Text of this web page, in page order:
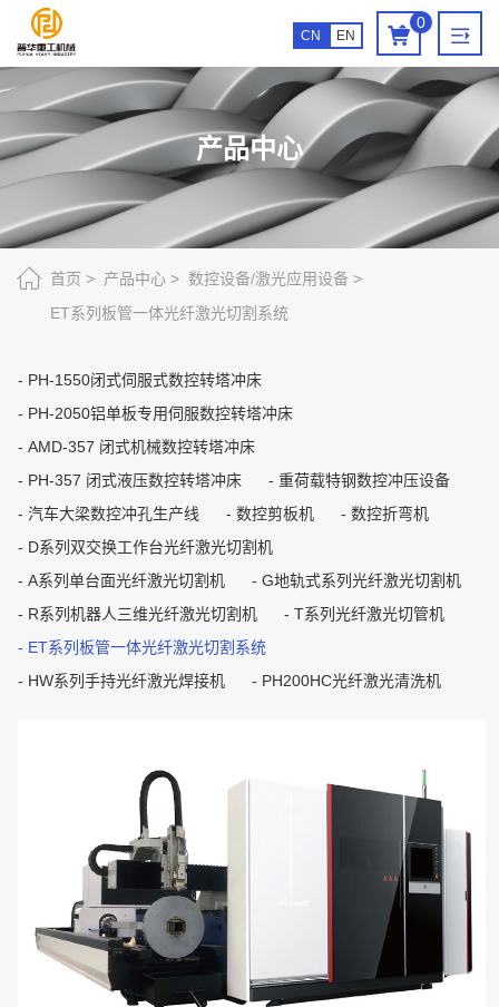
0
CN EN
ET
系
列
板
管
体
光
光
切
割
系
统
产品中心
首页 产品中心
数控设备/激光应用设备
ET系列板管一体光纤激光切割系统
PH-1550闭式伺服式数控转塔冲床
PH-2050铝单板专用伺服数控转塔冲床
AMD-357 闭式机械数控转塔冲床
PH-357 闭式液压数控转塔冲床
重荷载特钢数控冲压设备
汽车大梁数控冲孔生产线
数控剪板机
数控折弯机
D系列双交换工作台光纤激光切割机
A系列单台面光纤激光切割机
G地轨式系列光纤激光切割机
R系列机器人三维光纤激光切割机
T系列光纤激光切管机
ET系列板管一体光纤激光切割系统
HW系列手持光纤激光焊接机
PH200HC光纤激光清洗机